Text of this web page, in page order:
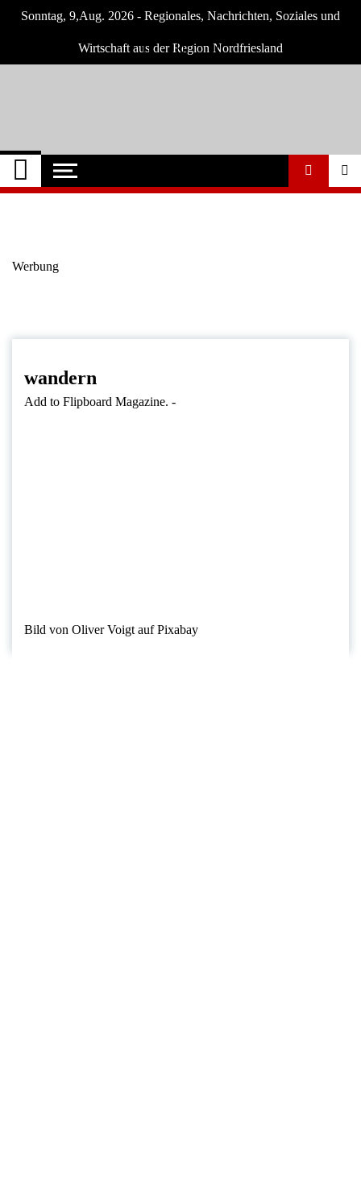
Sonntag, 9,Aug. 2026 - Regionales, Nachrichten, Soziales und
Wirtschaft aus der Region Nordfriesland
Nordfriesland O.
Nachrichten
Nachrichten für Nordfriesland und Husum
Werbung
wandern
Add to Flipboard Magazine. -
Bild von Oliver Voigt auf Pixabay